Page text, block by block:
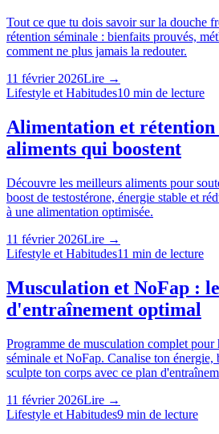
Tout ce que tu dois savoir sur la douche
rétention séminale : bienfaits prouvés,
comment ne plus jamais la redouter.
11 février 2026Lire →
Lifestyle et Habitudes10 min de lecture
Alimentation et rétention
aliments qui boostent
Découvre les meilleurs aliments pour
boost de testostérone, énergie stable et
à une alimentation optimisée.
11 février 2026Lire →
Lifestyle et Habitudes11 min de lecture
Musculation et NoFap :
d'entraînement optimal
Programme de musculation complet pour
séminale et NoFap. Canalise ton énergie,
sculpte ton corps avec ce plan
11 février 2026Lire →
Lifestyle et Habitudes9 min de lecture